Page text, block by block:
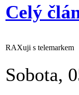
Celý
RAXuji s telemarkem
Sobota,